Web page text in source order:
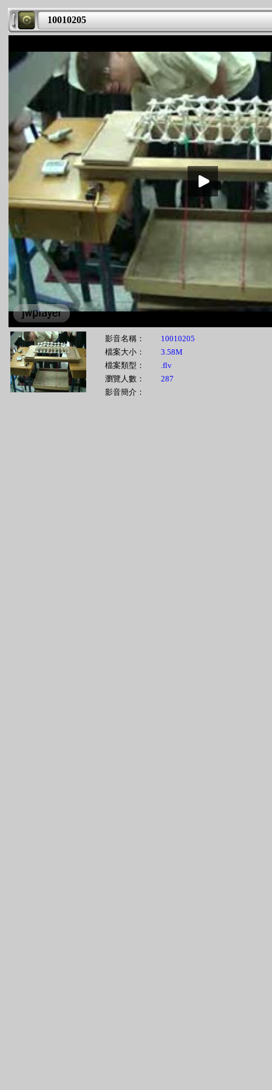
10010205
影音名稱：
10010205
檔案大小：
3.58M
檔案類型：
.flv
瀏覽人數：
287
影音簡介：